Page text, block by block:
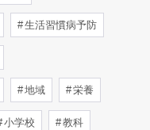
生活習慣病予防
地域 栄養
小学校 教科